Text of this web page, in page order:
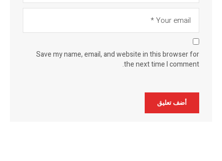
Save my name, email, and website in this browser for
the next time I comment.